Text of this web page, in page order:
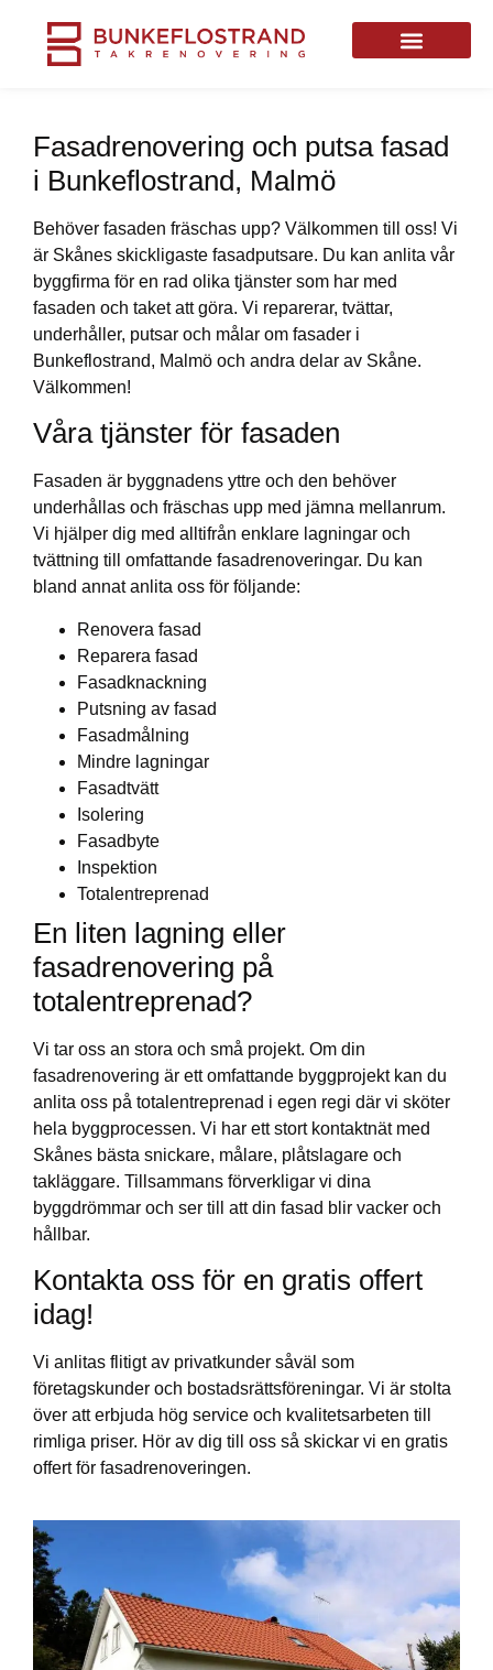
Fasadrenovering och putsa fasad
i Bunkeflostrand, Malmö
Behöver fasaden fräschas upp? Välkommen till oss! Vi
är Skånes skickligaste fasadputsare. Du kan anlita vår
byggfirma för en rad olika tjänster som har med
fasaden och taket att göra. Vi reparerar, tvättar,
underhåller, putsar och målar om fasader i
Bunkeflostrand, Malmö och andra delar av Skåne.
Välkommen!
Våra tjänster för fasaden
Fasaden är byggnadens yttre och den behöver
underhållas och fräschas upp med jämna mellanrum.
Vi hjälper dig med alltifrån enklare lagningar och
tvättning till omfattande fasadrenoveringar. Du kan
bland annat anlita oss för följande:
Renovera fasad
Reparera fasad
Fasadknackning
Putsning av fasad
Fasadmålning
Mindre lagningar
Fasadtvätt
Isolering
Fasadbyte
Inspektion
Totalentreprenad
En liten lagning eller
fasadrenovering på
totalentreprenad?
Vi tar oss an stora och små projekt. Om din
fasadrenovering är ett omfattande byggprojekt kan du
anlita oss på totalentreprenad i egen regi där vi sköter
hela byggprocessen. Vi har ett stort kontaktnät med
Skånes bästa snickare, målare, plåtslagare och
takläggare. Tillsammans förverkligar vi dina
byggdrömmar och ser till att din fasad blir vacker och
hållbar.
Kontakta oss för en gratis offert
idag!
Vi anlitas flitigt av privatkunder såväl som
företagskunder och bostadsrättsföreningar. Vi är stolta
över att erbjuda hög service och kvalitetsarbeten till
rimliga priser. Hör av dig till oss så skickar vi en gratis
offert för fasadrenoveringen.